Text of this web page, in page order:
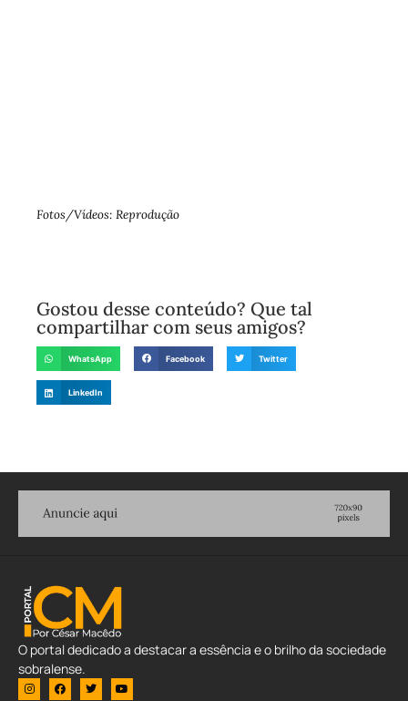
Fotos/Vídeos: Reprodução
Gostou desse conteúdo? Que tal
compartilhar com seus amigos?
WhatsApp Facebook Twitter
LinkedIn
O portal dedicado a destacar a essência e o brilho da sociedade
sobralense.